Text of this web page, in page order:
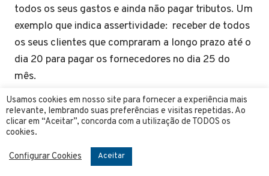
todos os seus gastos e ainda não pagar tributos. Um
exemplo que indica assertividade: receber de todos
os seus clientes que compraram a longo prazo até o
dia 20 para pagar os fornecedores no dia 25 do
mês.
Assim você não tem problemas e pode até mesmo
pensar em ter um Capital de Giro próprio.
Contabilidade para
Usamos cookies em nosso site para fornecer a experiência mais
relevante, lembrando suas preferências e visitas repetidas. Ao
clicar em “Aceitar”, concorda com a utilização de TODOS os
cookies.
Configurar Cookies Aceitar